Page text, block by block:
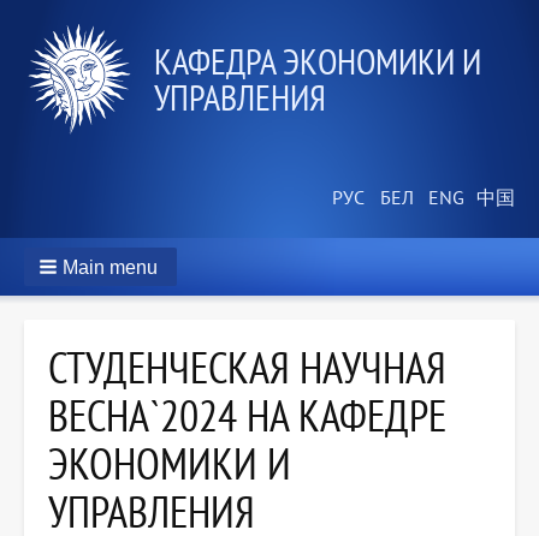
КАФЕДРА ЭКОНОМИКИ И
УПРАВЛЕНИЯ
Main menu
СТУДЕНЧЕСКАЯ НАУЧНАЯ
ВЕСНА`2024 НА КАФЕДРЕ
ЭКОНОМИКИ И
УПРАВЛЕНИЯ